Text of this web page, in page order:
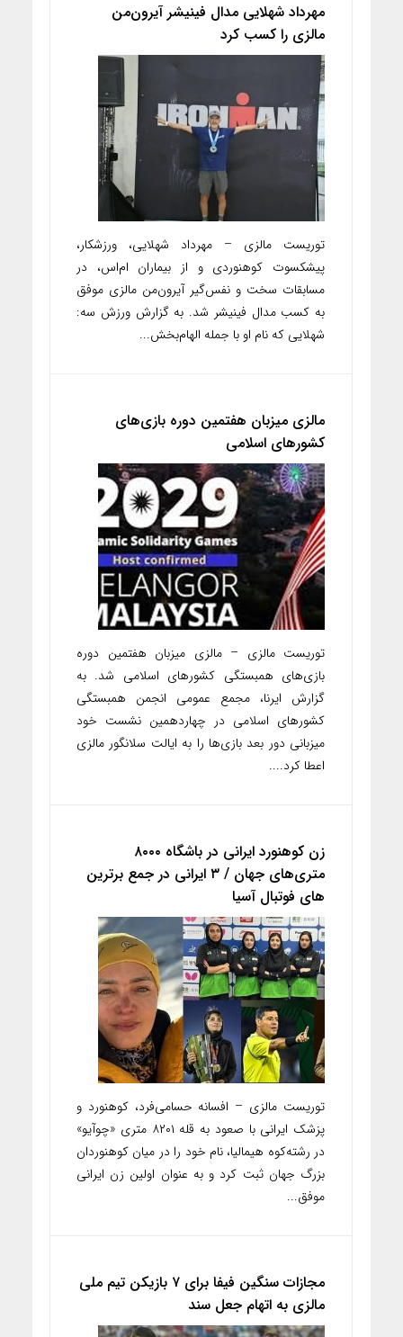
مهرداد شهلایی مدال فینیشر آیرون‌من
مالزی را کسب کرد
توریست مالزی – مهرداد شهلایی، ورزشکار،
پیشکسوت کوهنوردی و از بیماران ام‌اس، در
مسابقات سخت و نفس‌گیر آیرون‌من مالزی موفق
به کسب مدال فینیشر شد. به گزارش ورزش سه:
شهلایی که نام او با جمله الهام‌بخش...
مالزی میزبان هفتمین دوره بازی‌های
کشورهای اسلامی
توریست مالزی – مالزی میزبان هفتمین دوره
بازی‌های همبستگی کشورهای اسلامی شد. به
گزارش ایرنا، مجمع عمومی انجمن همبستگی
کشورهای اسلامی در چهاردهمین نشست خود
میزبانی دور بعد بازی‌ها را به ایالت سلانگور مالزی
اعطا کرد....
زن کوهنورد ایرانی در باشگاه ۸۰۰۰
متری‌های جهان / ۳ ایرانی در جمع برترین
های فوتبال آسیا
توریست مالزی – افسانه حسامی‌فرد، کوهنورد و
پزشک ایرانی با صعود به قله ۸۲۰۱ متری «چوآیو»
در رشته‌کوه هیمالیا، نام خود را در میان کوهنوردان
بزرگ جهان ثبت کرد و به عنوان اولین زن ایرانی
موفق...
مجازات سنگین فیفا برای ۷ بازیکن تیم ملی
مالزی به اتهام جعل سند